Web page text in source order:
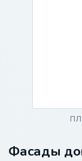
Фасады